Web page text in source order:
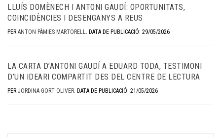
LLUÍS DOMÈNECH I ANTONI GAUDÍ: OPORTUNITATS,
COINCIDÈNCIES I DESENGANYS A REUS
PER ANTON PÀMIES MARTORELL. DATA DE PUBLICACIÓ: 29/05/2026
LA CARTA D’ANTONI GAUDÍ A EDUARD TODA, TESTIMONI
D’UN IDEARI COMPARTIT DES DEL CENTRE DE LECTURA
PER JORDINA GORT OLIVER. DATA DE PUBLICACIÓ: 21/05/2026